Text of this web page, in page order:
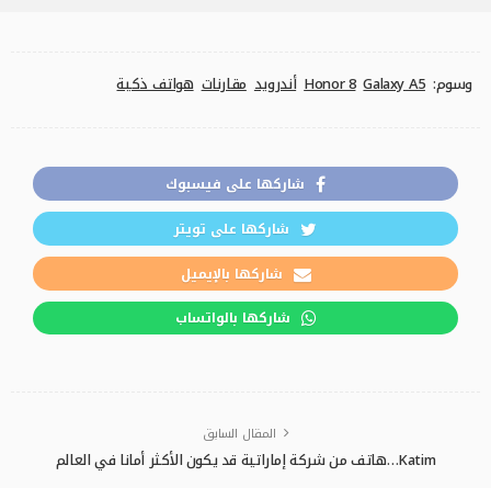
وسوم: Galaxy A5
Honor 8 أندرويد مقارنات هواتف ذكية
شاركها على فيسبوك
شاركها على تويتر
شاركها بالإيميل
شاركها بالواتساب
المقال السابق
Katim…هاتف من شركة إماراتية قد يكون الأكثر أمانا في العالم